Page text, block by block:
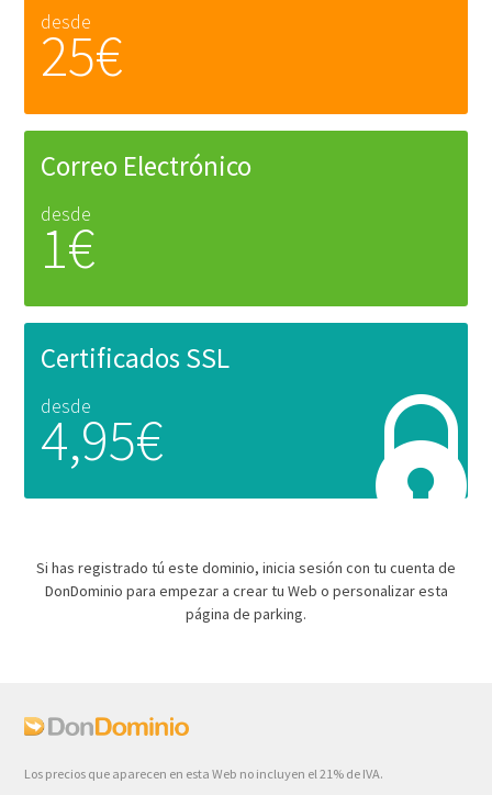
desde
25€
Correo Electrónico
desde
1€
Certificados SSL
desde
4,95€
Si has registrado tú este dominio, inicia sesión con tu cuenta de
DonDominio para empezar a crear tu Web o personalizar esta
página de parking.
Los precios que aparecen en esta Web no incluyen el 21% de IVA.